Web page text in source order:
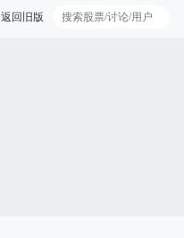
返回旧版